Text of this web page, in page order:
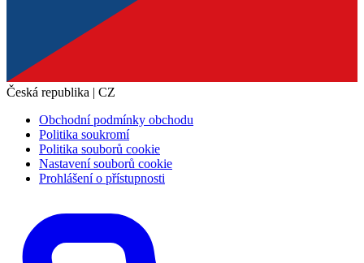
Česká republika | CZ
Obchodní podmínky obchodu
Politika soukromí
Politika souborů cookie
Nastavení souborů cookie
Prohlášení o přístupnosti